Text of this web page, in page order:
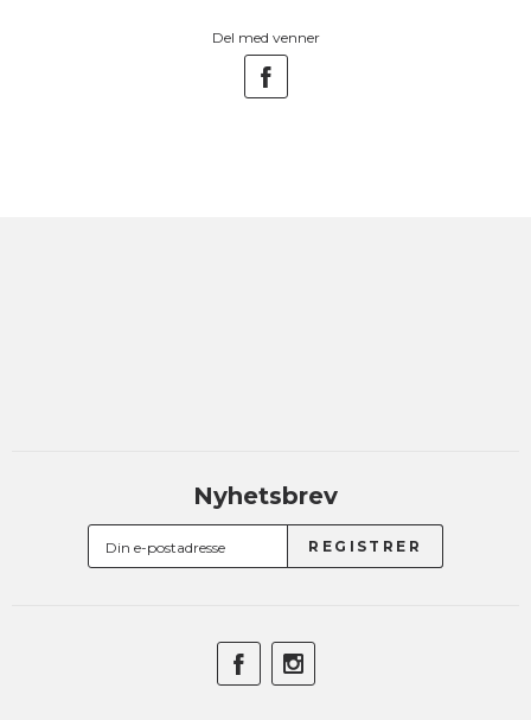
Del med venner
Nyhetsbrev